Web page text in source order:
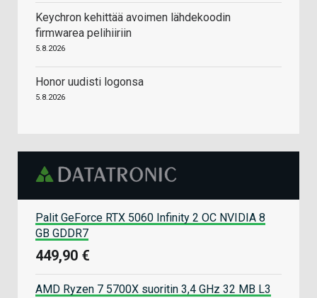
Keychron kehittää avoimen lähdekoodin
firmwarea pelihiiriin
5.8.2026
Honor uudisti logonsa
5.8.2026
Palit GeForce RTX 5060 Infinity 2 OC NVIDIA 8
GB GDDR7
449,90 €
AMD Ryzen 7 5700X suoritin 3,4 GHz 32 MB L3